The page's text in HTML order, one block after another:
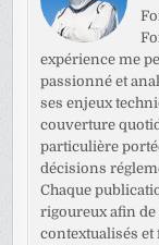
expérience me
passionné et
ses enjeux
couverture
particulière
décisions
Chaque
rigoureux afin
contextualisés et